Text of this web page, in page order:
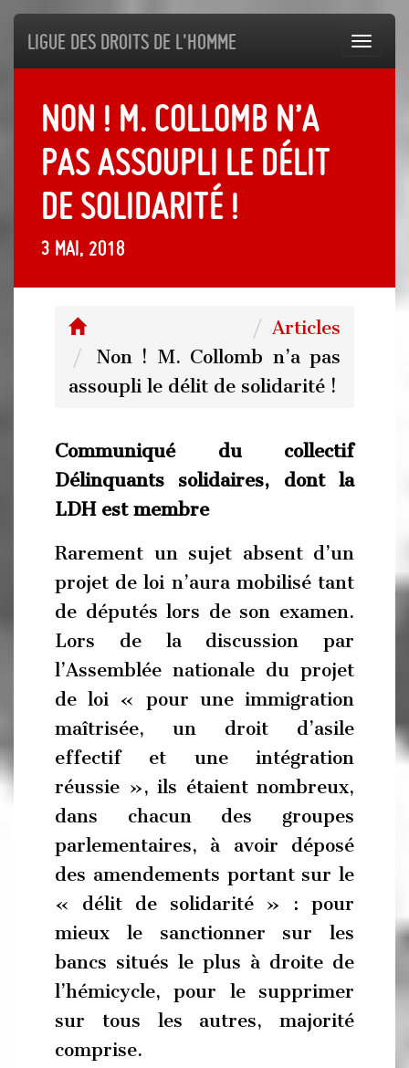
Ligue des droits de l'Homme
Non ! M. Collomb n’a
pas assoupli le délit
de solidarité !
3 mai, 2018
Articles
Non ! M. Collomb n’a pas
assoupli le délit de solidarité !
Communiqué du collectif
Délinquants solidaires, dont la
LDH est membre
Rarement un sujet absent d’un
projet de loi n’aura mobilisé tant
de députés lors de son examen.
Lors de la discussion par
l’Assemblée nationale du projet
de loi « pour une immigration
maîtrisée, un droit d’asile
effectif et une intégration
réussie », ils étaient nombreux,
dans chacun des groupes
parlementaires, à avoir déposé
des amendements portant sur le
« délit de solidarité » : pour
mieux le sanctionner sur les
bancs situés le plus à droite de
l’hémicycle, pour le supprimer
sur tous les autres, majorité
comprise.